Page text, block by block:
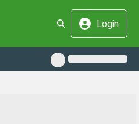
Login